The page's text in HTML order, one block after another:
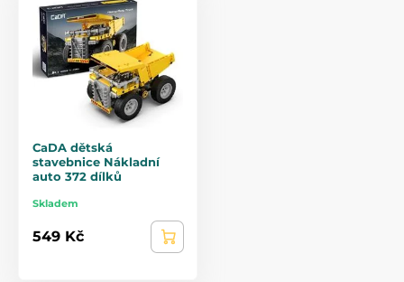
CaDA dětská
stavebnice Nákladní
auto 372 dílků
Skladem
549 Kč